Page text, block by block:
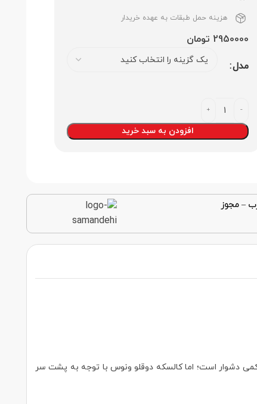
هزینه حمل طبقات به عهده خریدار
2950000 تومان
مدل
افزودن به سبد خرید
– مجوز
دشوار است؛ اما کالسکه دوقلو ونوس با توجه به پشت سر